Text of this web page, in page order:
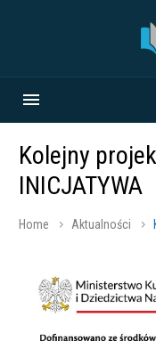
Kolejny
INICJATYWA
Home Aktualności